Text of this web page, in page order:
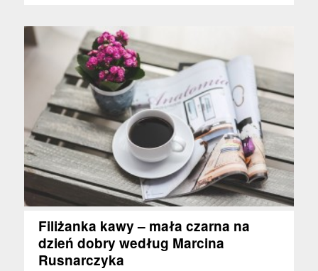
Filiżanka kawy – mała czarna na
dzień dobry według Marcina
Rusnarczyka